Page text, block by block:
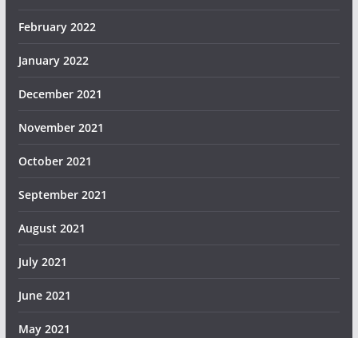
February 2022
January 2022
December 2021
November 2021
October 2021
September 2021
August 2021
July 2021
June 2021
May 2021